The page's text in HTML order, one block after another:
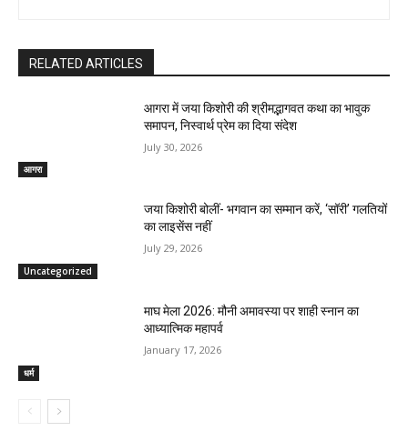
RELATED ARTICLES
आगरा
आगरा में जया किशोरी की श्रीमद्भागवत कथा का भावुक
समापन, निस्वार्थ प्रेम का दिया संदेश
July 30, 2026
Uncategorized
जया किशोरी बोलीं- भगवान का सम्मान करें, ‘सॉरी’ गलतियों
का लाइसेंस नहीं
July 29, 2026
धर्म
माघ मेला 2026: मौनी अमावस्या पर शाही स्नान का
आध्यात्मिक महापर्व
January 17, 2026